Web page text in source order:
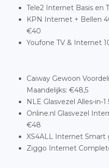
Tele2 Internet Basis en
KPN Internet + Bellen
€40
Youfone TV & Internet
Caiway Gewoon
Maandelijks: €48,5
NLE Glasvezel Alles-in-
Online.nl Glasvezel
€48
XS4ALL Internet Smart
Ziggo Internet